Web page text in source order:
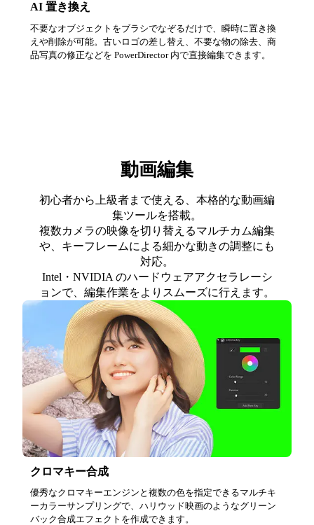
AI 置き換え
不要なオブジェクトをブラシでなぞるだけで、瞬時に置き換
えや削除が可能。古いロゴの差し替え、不要な物の除去、商
品写真の修正などを PowerDirector 内で直接編集できます。
動画編集
初心者から上級者まで使える、本格的な動画編
集ツールを搭載。
複数カメラの映像を切り替えるマルチカム編集
や、キーフレームによる細かな動きの調整にも
対応。
Intel・NVIDIA のハードウェアアクセラレーシ
ョンで、編集作業をよりスムーズに行えます。
クロマキー合成
優秀なクロマキーエンジンと複数の色を指定できるマルチキ
ーカラーサンプリングで、ハリウッド映画のようなグリーン
バック合成エフェクトを作成できます。